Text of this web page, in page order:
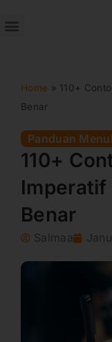
ke
Home » 110+
Benar
Panduan
110+
Imperatif
Benar
Salmaa